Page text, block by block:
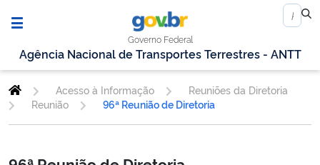
Governo Federal
Agência Nacional de Transportes Terrestres - ANTT
Acesso à Informação
Reuniões da Diretoria
Reunião
96ª Reunião de Diretoria